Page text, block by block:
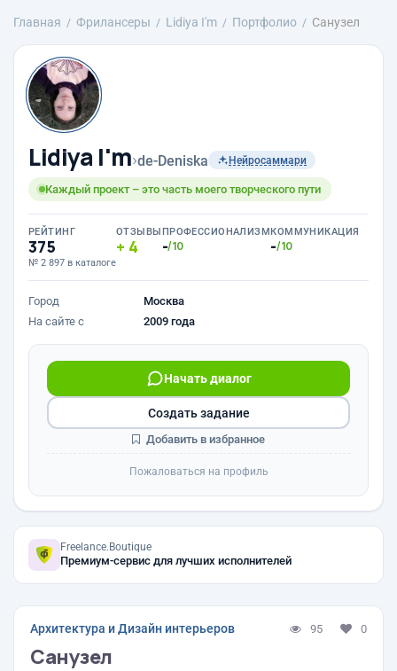
Главная Фрилансеры Lidiya I'm Портфолио Санузел
Lidiya I'm›de-Deniska Нейросаммари
Каждый проект – это часть моего творческого пути
РЕЙТИНГ
375
№ 2 897 в каталоге
ОТЗЫВЫ
4
ПРОФЕССИОНАЛИЗМ
-/10
КОММУНИКАЦИЯ
-/10
Город
Москва
На сайте с
2009 года
Начать диалог
Создать задание
Добавить в избранное
Пожаловаться на профиль
Freelance.Boutique
Премиум-сервис для лучших исполнителей
Архитектура и Дизайн интерьеров 95 0
Санузел